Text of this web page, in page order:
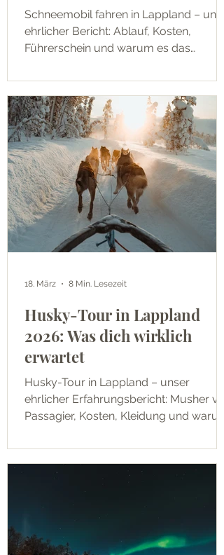
Schneemobil fahren in Lappland –
ehrlicher Bericht: Ablauf, Kosten,
Führerschein und warum es das
Woche war.
Husky-Tour in Lappland
2026: Was dich wirklich
erwartet
Husky-Tour in Lappland – unser
ehrlicher Erfahrungsbericht: Musher vs.
Passagier, Kosten, Kleidung und warum
Moment wurde.
18. März 8 Min. Lesezeit